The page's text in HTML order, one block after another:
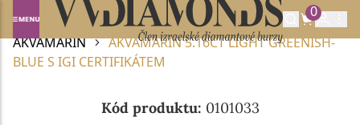
0
Domů
DRAHOKAMY A POLODRAHOKAMY
AKVAMARÍN
AKVAMARÍN 5.16CT LIGHT GREENISH-
BLUE S IGI CERTIFIKÁTEM
Kód produktu: 0101033